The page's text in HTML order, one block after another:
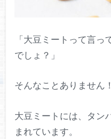
「大豆ミートって言
でしょ？」
そんなことありません！
大豆ミートには、タン
まれています。